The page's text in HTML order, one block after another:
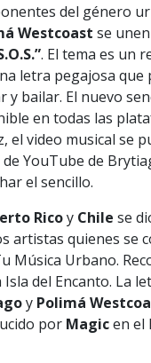
del género
Westcoast se
. El tema es un
letra pegajosa que
y bailar. El nuevo
en todas las
el video musical se
YouTube de
el sencillo.
Ricoy Chile se
artistas quienes se
Música Urbano.
del Encanto. La
y Polimá
por Magicen el